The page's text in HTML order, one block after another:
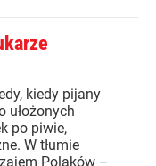
kiedy pijany
ułożonych
po piwie,
W tłumie
Polaków –